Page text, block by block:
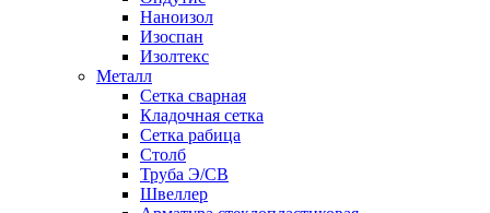
Наноизол
Изоспан
Изолтекс
Металл
Сетка сварная
Кладочная сетка
Сетка рабица
Столб
Труба Э/СВ
Швеллер